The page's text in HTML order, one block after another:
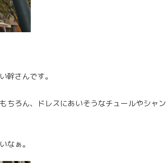
幹さんです。
ちろん、ドレスにあいそうなチュールやシャン
なぁ。